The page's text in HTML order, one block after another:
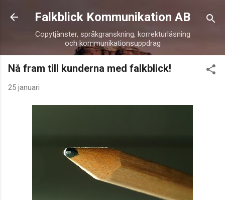
Fortsätt till huvudinnehåll
Falkblick Kommunikation AB
Copytjänster, språkgranskning, korrekturläsning
och kommunikationsuppdrag
Nå fram till kunderna med falkblick!
25 januari